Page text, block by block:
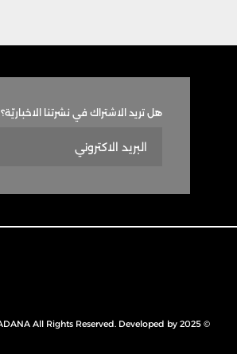
هل تريد الاشتراك في نشرتنا الاخباريّة؟
© 2025 WARADANA All Rights Reserved. Developed by